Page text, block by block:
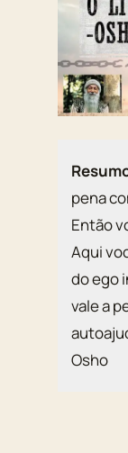
pena
Então
Aqui
do ego
vale a
Osho